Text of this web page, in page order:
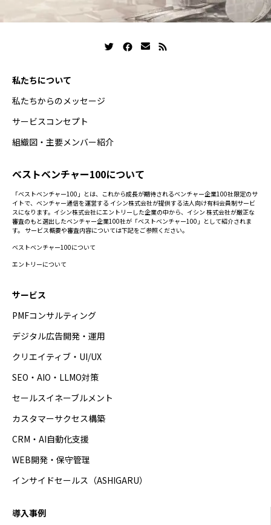
私たちについて
私たちからのメッセージ
サービスコンセプト
組織図・主要メンバー紹介
ベストベンチャー100について
「ベストベンチャー100」とは、これから成長が期待されるベンチャー企業100社限定のサ
イトで、ベンチャー通信を運営する イシン株式会社が提供する法人向け有料会員制サービ
スになります。イシン株式会社にエントリーした企業の中から、イシン 株式会社が厳正な
審査のもと選出したベンチャー企業100社が「ベストベンチャー100」として紹介されま
す。 サービス概要や審査内容については下記をご参照ください。
ベストベンチャー100について
エントリーについて
サービス
PMFコンサルティング
デジタル広告開発・運用
クリエイティブ・UI/UX
SEO・AIO・LLMO対策
セールスイネーブルメント
カスタマーサクセス構築
CRM・AI自動化支援
WEB開発・保守管理
インサイドセールス（ASHIGARU）
導入事例